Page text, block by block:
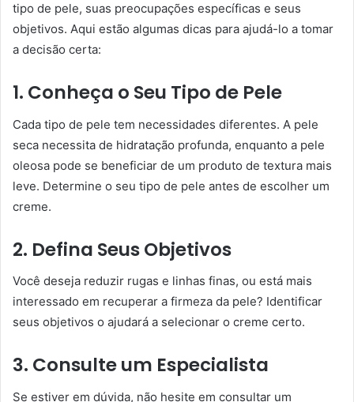
tipo de pele, suas preocupações específicas e seus
objetivos. Aqui estão algumas dicas para ajudá-lo a tomar
a decisão certa:
1. Conheça o Seu Tipo de Pele
Cada tipo de pele tem necessidades diferentes. A pele
seca necessita de hidratação profunda, enquanto a pele
oleosa pode se beneficiar de um produto de textura mais
leve. Determine o seu tipo de pele antes de escolher um
creme.
2. Defina Seus Objetivos
Você deseja reduzir rugas e linhas finas, ou está mais
interessado em recuperar a firmeza da pele? Identificar
seus objetivos o ajudará a selecionar o creme certo.
3. Consulte um Especialista
Se estiver em dúvida, não hesite em consultar um